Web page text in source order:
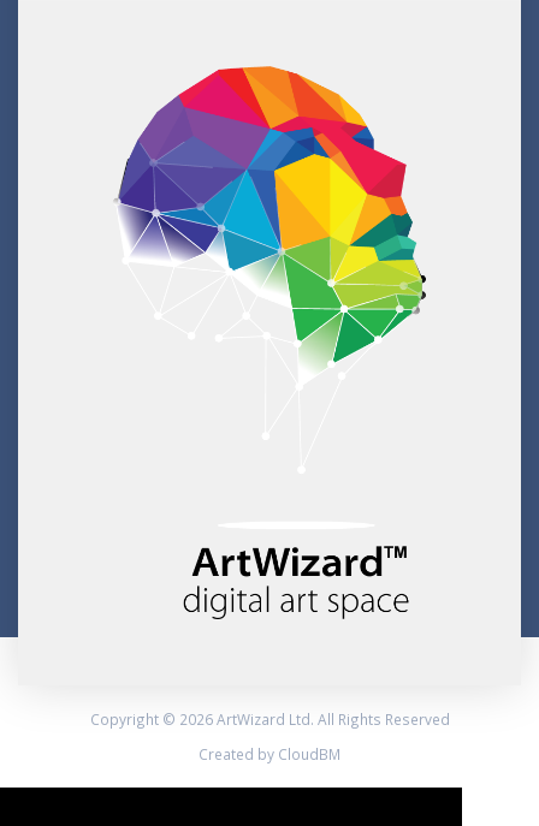
Copyright © 2026 ArtWizard Ltd. All Rights Reserved
Created by CloudBM